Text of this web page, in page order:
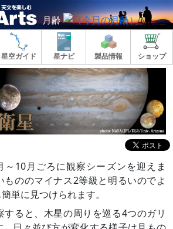
月齢
星空ガイド 星ナビ 製品情報 ショップ
～10月ごろに観察シーズンを迎えま
もののマイナス2等級と明るいのでよ
単に見つけられます。
ると、木星の周りを巡る4つのガリ